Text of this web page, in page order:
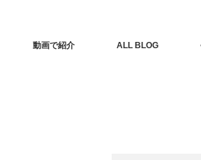
動画で紹介 ALL BLOG